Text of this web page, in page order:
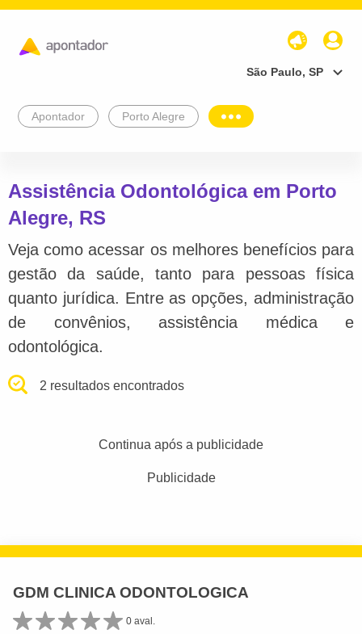
São Paulo, SP
Apontador Porto Alegre
Assistência Odontológica em Porto
Alegre, RS
Veja como acessar os melhores benefícios para
gestão da saúde, tanto para pessoas física
quanto jurídica. Entre as opções, administração
de convênios, assistência médica e
odontológica.
2 resultados encontrados
Continua após a publicidade
Publicidade
GDM CLINICA ODONTOLOGICA
0 aval.